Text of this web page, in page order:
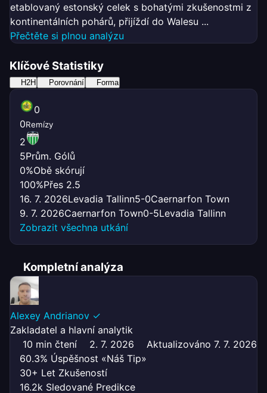
etablovaný estonský celek s bohatými zkušenostmi z
kontinentálních pohárů, přijíždí do Walesu ...
Přečtěte si plnou analýzu
Klíčové Statistiky
H2H Porovnání Forma
0
0Remízy
2
5Prům. Gólů
0%Obě skórují
100%Přes 2.5
16. 7. 2026Levadia Tallinn5-0Caernarfon Town
9. 7. 2026Caernarfon Town0-5Levadia Tallinn
Zobrazit všechna utkání
Kompletní analýza
Alexey Andrianov ✓
Zakladatel a hlavní analytik
10 min čtení
2. 7. 2026
Aktualizováno 7. 7. 2026
60.3% Úspěšnost «Náš Tip»
30+ Let Zkušeností
16.2k Sledované Predikce